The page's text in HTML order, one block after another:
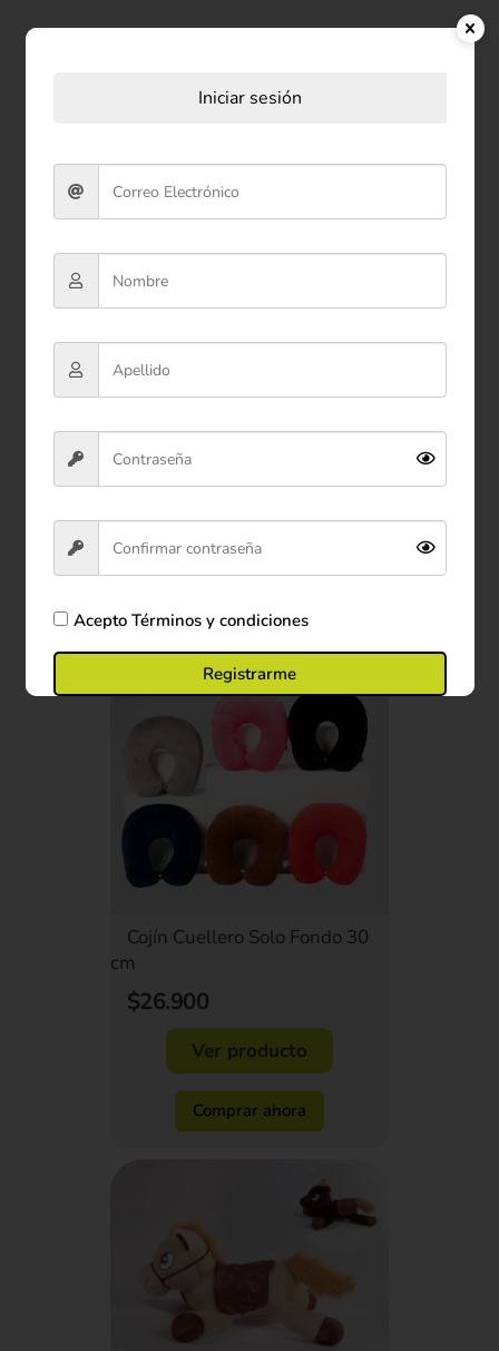
cm
$114.900
Ver producto
Cojín Cuellero Solo Fondo 30
cm
$26.900
Ver producto
Comprar ahora
Iniciar sesión
AceptoTérminos y condiciones
Registrarme